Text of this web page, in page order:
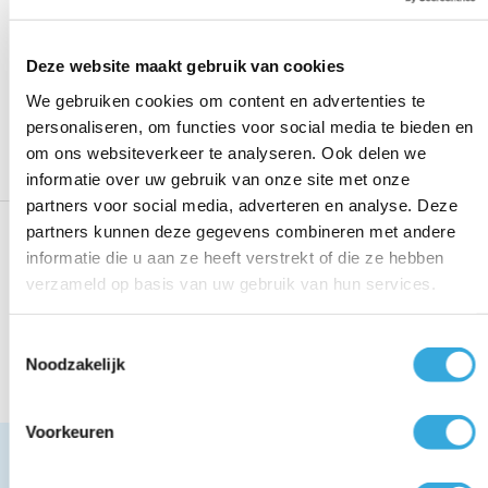
Deze website maakt gebruik van cookies
We gebruiken cookies om content en advertenties te
personaliseren, om functies voor social media te bieden en
om ons websiteverkeer te analyseren. Ook delen we
informatie over uw gebruik van onze site met onze
partners voor social media, adverteren en analyse. Deze
partners kunnen deze gegevens combineren met andere
informatie die u aan ze heeft verstrekt of die ze hebben
verzameld op basis van uw gebruik van hun services.
Noodzakelijk
Voorkeuren
Tesy elektrische boiler 15 liter
Voeg toe aan vergelijking
174,00
Op voorraad
Bekijk product
Tesy elektrische boiler 10 liter
Close Up met kraan
Voeg toe aan vergelijking
Bekijk product